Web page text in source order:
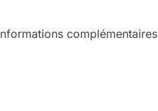
complémentaires